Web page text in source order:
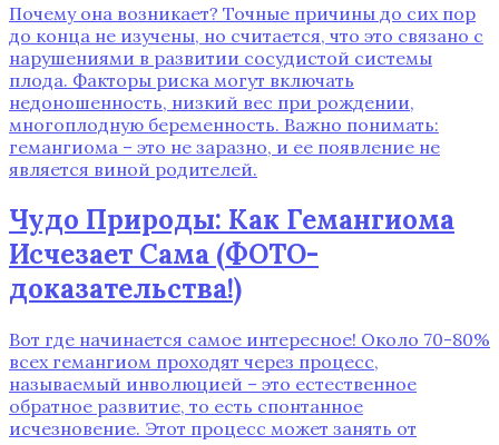
Почему она возникает? Точные причины до сих пор
до конца не изучены‚ но считается‚ что это связано с
нарушениями в развитии сосудистой системы
плода. Факторы риска могут включать
недоношенность‚ низкий вес при рождении‚
многоплодную беременность. Важно понимать:
гемангиома – это не заразно‚ и ее появление не
является виной родителей.
Чудо Природы: Как Гемангиома
Исчезает Сама (ФОТО-
доказательства!)
Вот где начинается самое интересное! Около 70-80%
всех гемангиом проходят через процесс‚
называемый инволюцией – это естественное
обратное развитие‚ то есть спонтанное
исчезновение. Этот процесс может занять от